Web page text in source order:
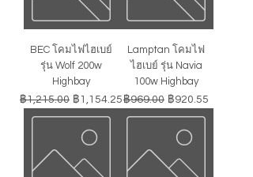
BEC โคมไฟไฮเบย์
รุ่น Wolf 200w
Highbay
ราคาปกติ
฿1,215.00 ราคาขายลด
฿1,154.25
Lamptan โคมไฟ
ไฮเบย์ รุ่น Navia
100w Highbay
ราคาปกติ
฿969.00 ราคาขายลด
฿920.55